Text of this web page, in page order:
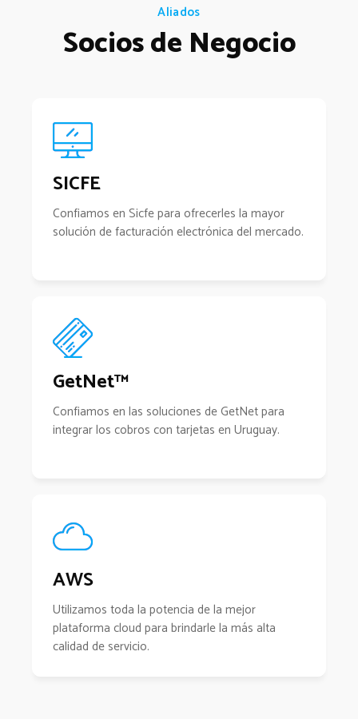
Aliados
Socios de Negocio
SICFE
Confiamos en Sicfe para ofrecerles la mayor
solución de facturación electrónica del mercado.
GetNet™
Confiamos en las soluciones de GetNet para
integrar los cobros con tarjetas en Uruguay.
AWS
Utilizamos toda la potencia de la mejor
plataforma cloud para brindarle la más alta
calidad de servicio.